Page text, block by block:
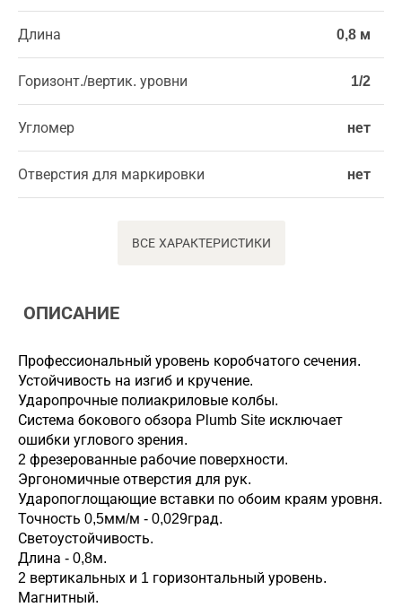
Длина 0,8 м
Горизонт./вертик. уровни 1/2
Угломер нет
Отверстия для маркировки нет
ВСЕ ХАРАКТЕРИСТИКИ
ОПИСАНИЕ
Профессиональный уровень коробчатого сечения.
Устойчивость на изгиб и кручение.
Ударопрочные полиакриловые колбы.
Система бокового обзора Plumb Site исключает
ошибки углового зрения.
2 фрезерованные рабочие поверхности.
Эргономичные отверстия для рук.
Ударопоглощающие вставки по обоим краям уровня.
Точность 0,5мм/м - 0,029град.
Светоустойчивость.
Длина - 0,8м.
2 вертикальных и 1 горизонтальный уровень.
Магнитный.